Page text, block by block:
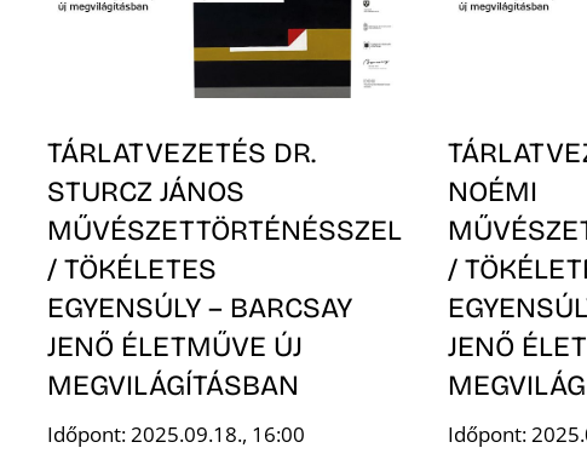
TÁRLATVEZETÉS DR.
STURCZ JÁNOS
MŰVÉSZETTÖRTÉNÉSSZEL
/ TÖKÉLETES
EGYENSÚLY – BARCSAY
JENŐ ÉLETMŰVE ÚJ
MEGVILÁGÍTÁSBAN
Időpont: 2025.09.18., 16:00
NOÉMI
/
JENŐ
Időpont: